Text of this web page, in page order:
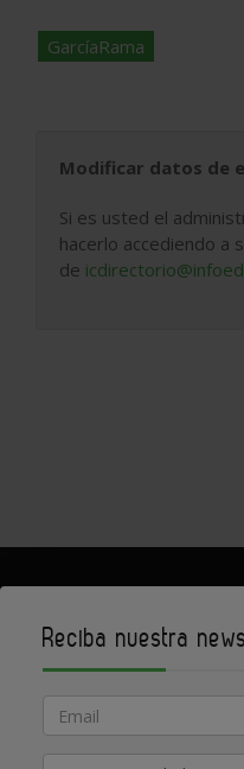
GarcíaRama
Modificar datos de
Si es usted el
hacerlo accediendo a
de
Reciba nuestra
Email